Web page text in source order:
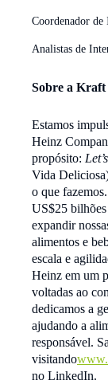
Coordenador
Analistas de
Sobre a Kraft
Estamos
Heinz
propósito:
Vida
o que
US$25
expandir
alimentos e
escala e
Heinz em um
voltadas ao
dedicamos a
ajudando a
responsável.
visitando
no LinkedIn.